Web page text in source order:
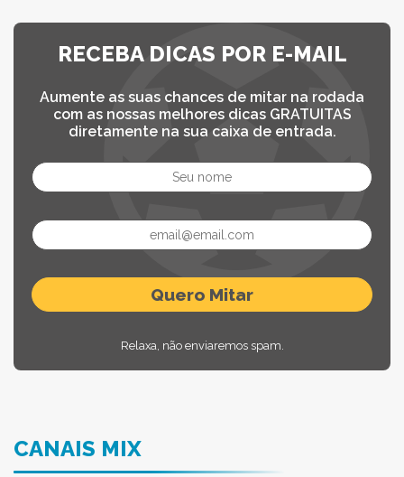
RECEBA DICAS POR E-MAIL
Aumente as suas chances de mitar na rodada
com as nossas melhores dicas GRATUITAS
diretamente na sua caixa de entrada.
Relaxa, não enviaremos spam.
CANAIS MIX